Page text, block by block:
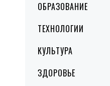
ОБРАЗОВАНИЕ
ТЕХНОЛОГИИ
КУЛЬТУРА
ЗДОРОВЬЕ